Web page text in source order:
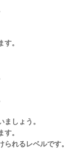
す。
ましょう。
。
るレベルです。